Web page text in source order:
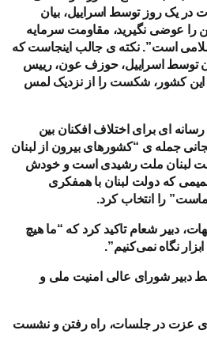
در یک روز توسط اسراییل، بیان
عوضی نگیرید، مقاومت سرمایه
است”. نکته ی جالب اینجاست که
توسط اسراییل، حوزف عون، رییس
این کشور، شکست را از نزدیک لمس
رسانه ای برای اختلاف افکنان بین
جمله ی “کشورهای بیرون از لبنان
ملت لبنان ملت رشیدی است و خودش
که دولت لبنان با همفکری
را انتخاب کرد.
دبیر شعام تاکید کرد که “ما هیچ
نگاه نمی‌کنیم”.
دبیر شورای عالی امنیت ملی و
عزت در جلسات، راه رفتن و نشست